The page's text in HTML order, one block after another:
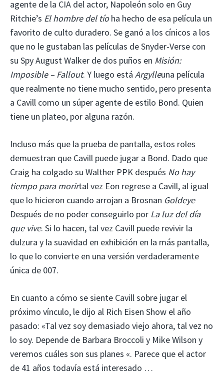
agente de la CIA del actor, Napoleón solo en Guy
Ritchie’s El hombre del tíoha hecho de esa película un
favorito de culto duradero. Se ganó a los cínicos a los
que no le gustaban las películas de Snyder-Verse con
su Spy August Walker de dos puños en Misión:
Imposible – Fallout. Y luego está Argylleuna película
que realmente no tiene mucho sentido, pero presenta
a Cavill como un súper agente de estilo Bond. Quien
tiene un plateo, por alguna razón.
Incluso más que la prueba de pantalla, estos roles
demuestran que Cavill puede jugar a Bond. Dado que
Craig ha colgado su Walther PPK después No hay
tiempo para morirtal vez Eon regrese a Cavill, al igual
que lo hicieron cuando arrojan a Brosnan Goldeye
Después de no poder conseguirlo por La luz del día
que vive. Si lo hacen, tal vez Cavill puede revivir la
dulzura y la suavidad en exhibición en la más pantalla,
lo que lo convierte en una versión verdaderamente
única de 007.
En cuanto a cómo se siente Cavill sobre jugar el
próximo vínculo, le dijo al Rich Eisen Show el año
pasado: «Tal vez soy demasiado viejo ahora, tal vez no
lo soy. Depende de Barbara Broccoli y Mike Wilson y
veremos cuáles son sus planes «. Parece que el actor
de 41 años todavía está interesado …